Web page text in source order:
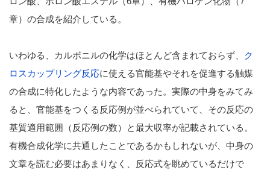
章）の合成を紹介している。
いわゆる、カルボニルの化学はほとんど含まれておらず、 ク
ロスカップリング反応に使える官能基やそれを促進する触媒
の合成に特化したような内容であった。実際の中身をみてみ
ると、官能基をつくる反応例が並べられていて、その反応の
基質適用範囲（反応例の数）と最大収率が記載されている。
有機合成化学に共通したことであるかもしれないが、中身の
文章を読む必要はあまりなく、反応式を眺めているだけで